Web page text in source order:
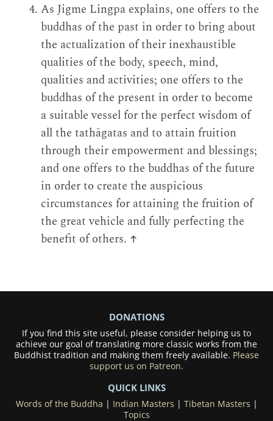
As Jigme Lingpa explains, one offers to the
buddhas of the past in order to bring about
the actualization of their inexhaustible
qualities of the body, speech, mind,
qualities and activities; one offers to the
buddhas of the present in order to become
a suitable vessel for the perfect wisdom of
all the tathāgatas and to attain fruition
through their empowerment and blessings;
and one offers to the buddhas of the future
in order to create the auspicious
circumstances for attaining the fruition of
the great vehicle and fully perfecting the
benefit of others. ↑
DONATIONS
If you find this site useful, please consider helping us to
achieve our goal of translating more classic works from the
Buddhist tradition and making them freely available. Please
support us on Patreon.
QUICK LINKS
Words of the Buddha | Indian Masters | Tibetan Masters |
Topics